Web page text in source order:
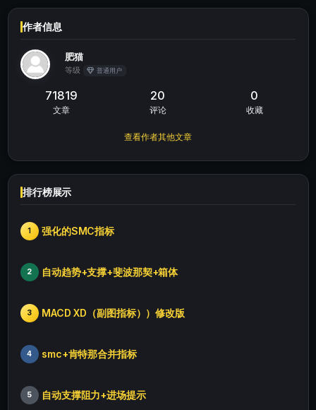
作者信息
肥猫
等级 普通用户
71819
文章
20
评论
0
收藏
查看作者其他文章
排行榜展示
1 强化的SMC指标
2 自动趋势+支撑+斐波那契+箱体
3 MACD XD（副图指标））修改版
4 smc+肯特那合并指标
5 自动支撑阻力+进场提示